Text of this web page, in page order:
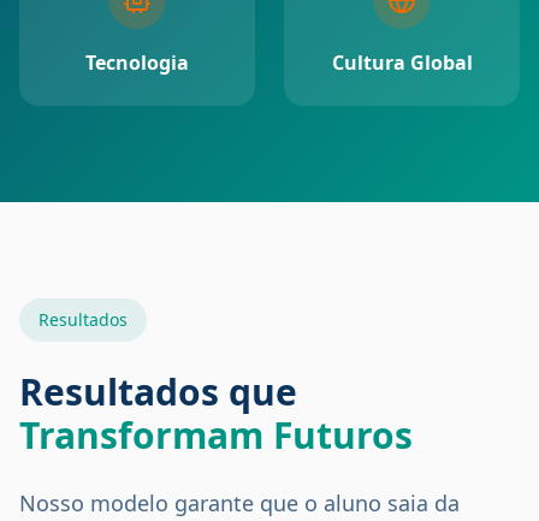
Tecnologia Cultura Global
Resultados
Resultados que
Transformam Futuros
Nosso modelo garante que o aluno saia da